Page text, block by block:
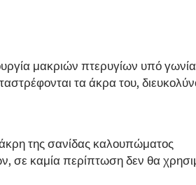
μακριών πτερυγίων υπό
τα άκρα του,
της σανίδας καλουπώματος
καμία περίπτωση δεν θα